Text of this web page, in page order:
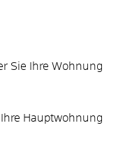
Sie Ihre Wohnung
Hauptwohnung